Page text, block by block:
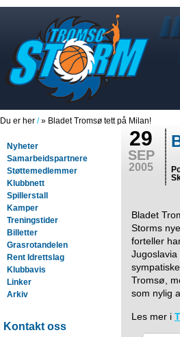
Du er her /» Bladet Tromsø tett på Milan!
Nyheter
Samarbeidspartnere
Støttemedlemmer
Klubbnett
Spillerstall
Kamper
Treningstider
Billetter
Grasrotandelen
Rent Idrettslag
Klubbavis
Linker
Arkiv
Kontakt oss
29
SEP
2005
Bladet
Storms
forteller
Tromsø,
som nylig
Les mer i